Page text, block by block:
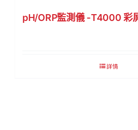
pH/ORP監測儀 -T4000 彩
詳情